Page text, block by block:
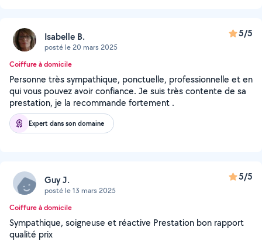
Isabelle B.
posté le 20 mars 2025
5/5
Coiffure à domicile
Personne très sympathique, ponctuelle, professionnelle et en
qui vous pouvez avoir confiance. Je suis très contente de sa
prestation, je la recommande fortement .
Expert dans son domaine
Guy J.
posté le 13 mars 2025
5/5
Coiffure à domicile
Sympathique, soigneuse et réactive Prestation bon rapport
qualité prix